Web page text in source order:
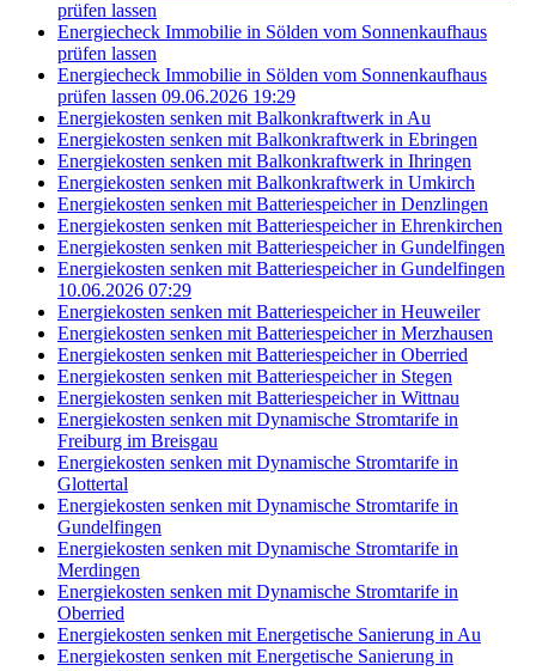
prüfen lassen
Energiecheck Immobilie in Sölden vom Sonnenkaufhaus
prüfen lassen
Energiecheck Immobilie in Sölden vom Sonnenkaufhaus
prüfen lassen 09.06.2026 19:29
Energiekosten senken mit Balkonkraftwerk in Au
Energiekosten senken mit Balkonkraftwerk in Ebringen
Energiekosten senken mit Balkonkraftwerk in Ihringen
Energiekosten senken mit Balkonkraftwerk in Umkirch
Energiekosten senken mit Batteriespeicher in Denzlingen
Energiekosten senken mit Batteriespeicher in Ehrenkirchen
Energiekosten senken mit Batteriespeicher in Gundelfingen
Energiekosten senken mit Batteriespeicher in Gundelfingen
10.06.2026 07:29
Energiekosten senken mit Batteriespeicher in Heuweiler
Energiekosten senken mit Batteriespeicher in Merzhausen
Energiekosten senken mit Batteriespeicher in Oberried
Energiekosten senken mit Batteriespeicher in Stegen
Energiekosten senken mit Batteriespeicher in Wittnau
Energiekosten senken mit Dynamische Stromtarife in
Freiburg im Breisgau
Energiekosten senken mit Dynamische Stromtarife in
Glottertal
Energiekosten senken mit Dynamische Stromtarife in
Gundelfingen
Energiekosten senken mit Dynamische Stromtarife in
Merdingen
Energiekosten senken mit Dynamische Stromtarife in
Oberried
Energiekosten senken mit Energetische Sanierung in Au
Energiekosten senken mit Energetische Sanierung in